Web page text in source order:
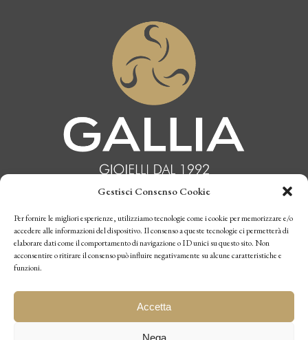
Gestisci Consenso Cookie
Per fornire le migliori esperienze, utilizziamo tecnologie come i cookie per memorizzare e/o
accedere alle informazioni del dispositivo. Il consenso a queste tecnologie ci permetterà di
elaborare dati come il comportamento di navigazione o ID unici su questo sito. Non
acconsentire o ritirare il consenso può influire negativamente su alcune caratteristiche e
funzioni.
Accetta
Nega
INFORMATIVA PRIVACY
CONDIZIONI DI VENDITA